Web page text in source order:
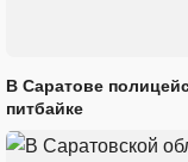
В Саратове
питбайке